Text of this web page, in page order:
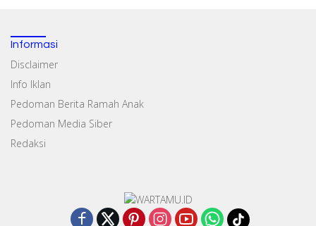
Informasi
Disclaimer
Info Iklan
Pedoman Berita Ramah Anak
Pedoman Media Siber
Redaksi